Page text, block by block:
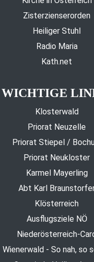
Zisterzienserorden
Heiliger Stuhl
Radio Maria
Kath.net
WICHTIGE
Klosterwald
Priorat Neuzelle
Priorat Stiepel /
Priorat Neukloster
Karmel Mayerling
Abt Karl
Klösterreich
Ausflugsziele NÖ
Niederösterreich-
Wienerwald - So nah, so